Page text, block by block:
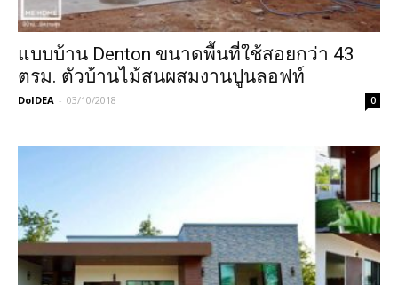
แบบบ้าน Denton ขนาดพื้นที่ใช้สอยกว่า 43
ตรม. ตัวบ้านไม้สนผสมงานปูนลอฟท์
DoIDEA - 03/10/2018 0